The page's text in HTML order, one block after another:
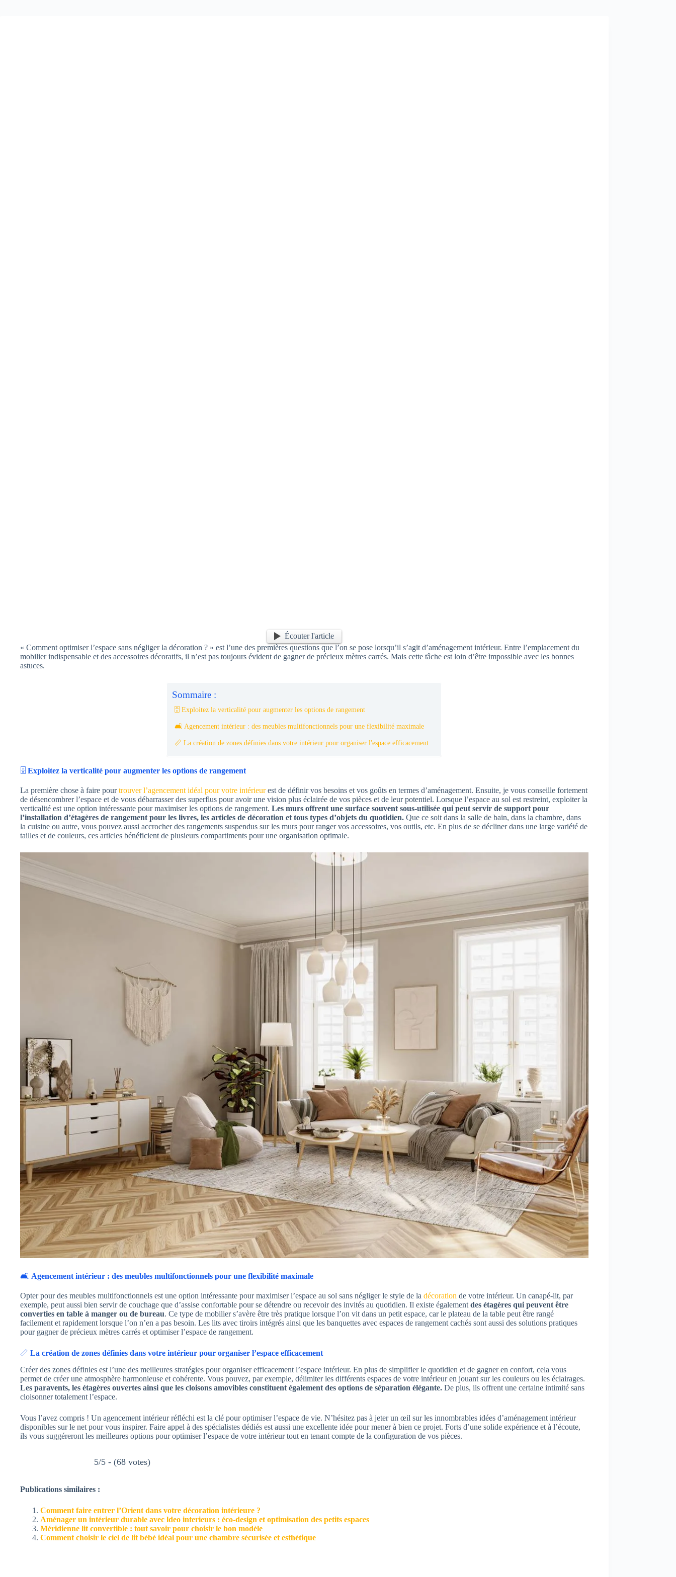
Écouter l'article
« Comment optimiser l’espace sans négliger la décoration ? » est l’une des premières questions que l’on se pose lorsqu’il s’agit d’aménagement intérieur. Entre l’emplacement du
mobilier indispensable et des accessoires décoratifs, il n’est pas toujours évident de gagner de précieux mètres carrés. Mais cette tâche est loin d’être impossible avec les bonnes
astuces.
Sommaire :
🗄️ Exploitez la verticalité pour augmenter les options de rangement
🛋️ Agencement intérieur : des meubles multifonctionnels pour une flexibilité maximale
📏 La création de zones définies dans votre intérieur pour organiser l'espace efficacement
🗄️ Exploitez la verticalité pour augmenter les options de rangement
La première chose à faire pourtrouver l’agencement idéal pour votre intérieurest de définir vos besoins et vos goûts en termes d’aménagement. Ensuite, je vous conseille fortement
de désencombrer l’espace et de vous débarrasser des superflus pour avoir une vision plus éclairée de vos pièces et de leur potentiel. Lorsque l’espace au sol est restreint, exploiter la
verticalité est une option intéressante pour maximiser les options de rangement. Les murs offrent une surface souvent sous-utilisée qui peut servir de support pour
l’installation d’étagères de rangement pour les livres, les articles de décoration et tous types d’objets du quotidien. Que ce soit dans la salle de bain, dans la chambre, dans
la cuisine ou autre, vous pouvez aussi accrocher des rangements suspendus sur les murs pour ranger vos accessoires, vos outils, etc. En plus de se décliner dans une large variété de
tailles et de couleurs, ces articles bénéficient de plusieurs compartiments pour une organisation optimale.
🛋️ Agencement intérieur : des meubles multifonctionnels pour une flexibilité maximale
Opter pour des meubles multifonctionnels est une option intéressante pour maximiser l’espace au sol sans négliger le style de la décoration de votre intérieur. Un canapé-lit, par
exemple, peut aussi bien servir de couchage que d’assise confortable pour se détendre ou recevoir des invités au quotidien. Il existe également des étagères qui peuvent être
converties en table à manger ou de bureau. Ce type de mobilier s’avère être très pratique lorsque l’on vit dans un petit espace, car le plateau de la table peut être rangé
facilement et rapidement lorsque l’on n’en a pas besoin. Les lits avec tiroirs intégrés ainsi que les banquettes avec espaces de rangement cachés sont aussi des solutions pratiques
pour gagner de précieux mètres carrés et optimiser l’espace de rangement.
📏 La création de zones définies dans votre intérieur pour organiser l’espace efficacement
Créer des zones définies est l’une des meilleures stratégies pour organiser efficacement l’espace intérieur. En plus de simplifier le quotidien et de gagner en confort, cela vous
permet de créer une atmosphère harmonieuse et cohérente. Vous pouvez, par exemple, délimiter les différents espaces de votre intérieur en jouant sur les couleurs ou les éclairages.
Les paravents, les étagères ouvertes ainsi que les cloisons amovibles constituent également des options de séparation élégante. De plus, ils offrent une certaine intimité sans
cloisonner totalement l’espace.
Vous l’avez compris ! Un agencement intérieur réfléchi est la clé pour optimiser l’espace de vie. N’hésitez pas à jeter un œil sur les innombrables idées d’aménagement intérieur
disponibles sur le net pour vous inspirer. Faire appel à des spécialistes dédiés est aussi une excellente idée pour mener à bien ce projet. Forts d’une solide expérience et à l’écoute,
ils vous suggéreront les meilleures options pour optimiser l’espace de votre intérieur tout en tenant compte de la configuration de vos pièces.
5/5 - (68 votes)
Publications similaires :
Comment faire entrer l’Orient dans votre décoration intérieure ?
Aménager un intérieur durable avec ldeo interieurs : éco-design et optimisation des petits espaces
Méridienne lit convertible : tout savoir pour choisir le bon modèle
Comment choisir le ciel de lit bébé idéal pour une chambre sécurisée et esthétique